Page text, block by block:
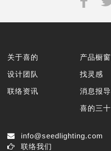
关于喜的
设计团队
联络资讯
产品橱窗
找灵感
消息报导
喜的三十
info@seedlighting.com
联络我们